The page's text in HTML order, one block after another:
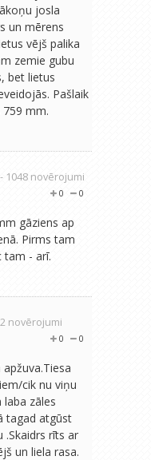
josla
un mērens
vējš palika
zemie gubu
bet lietus
Pašlaik
759 mm.
- 1048 novērojumi
0
0
gāziens ap
Pirms tam
tam - arī.
novērojumi
0
0
cik nu viņu
laba zāles
tagad atgūst
.Skaidrs rīts ar
un liela rasa.